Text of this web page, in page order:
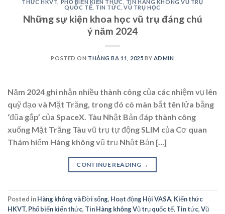
THỨC HKVT PHỔ BIẾN KIẾN THỨC
TIN HÀNG KHÔNG VŨ TRỤ
QUỐC TẾ TIN TỨC ,VŨ TRỤ HỌC
Những sự kiện khoa học vũ trụ đáng chú
ý năm 2024
POSTED ON THÁNG BA 11, 2025 BY ADMIN
Năm 2024 ghi nhận nhiều thành công của các nhiệm vụ lên
quỹ đạo và Mặt Trăng, trong đó có màn bắt tên lửa bằng
‘đũa gắp’ của SpaceX. Tàu Nhật Bản đáp thành công
xuống Mặt Trăng Tàu vũ trụ tự động SLIM của Cơ quan
Thám hiểm Hàng không vũ trụ Nhật Bản […]
CONTINUE READING →
Posted inHàng không và Đời sống, Hoạt động Hội VASA, Kiến thức
HKVT, Phổ biến kiến thức, Tin Hàng không Vũ trụ quốc tế, Tin tức,Vũ